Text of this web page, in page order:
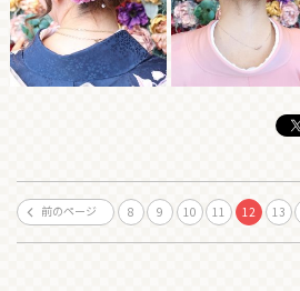
前のページ 8 9 10 11 12 13